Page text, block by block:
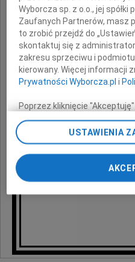
Wyborcza sp. z o.o., jej spółki
Zaufanych Partnerów, masz
to zrobić przejdź do
skontaktuj się z
zakresu sprzeciwu i
kierowany. Więcej informacji
Prywatności Wyborcza.pl i
Poprzez kliknięcie
zainstalowanie i
Wyborczej sp. z o. o. jej
na Twoim urządzeniu
chwili zmienić swoje
ponownie wywołując
preferencjami dot.
przechodząc do sekcji
Zmiana ustawień plików
My, nasi Zaufani Partnerzy i
USTAWIENIA